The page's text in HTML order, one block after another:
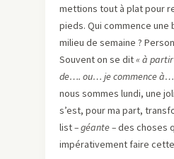
mettions tout à plat pour
pieds. Qui commence une
milieu de semaine ?
Souvent on se dit« à
de…. ou… je commence
nous sommes lundi, une
s’est, pour ma part,
list– géante –des choses
impérativement faire